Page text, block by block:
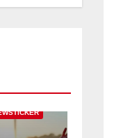
AIR